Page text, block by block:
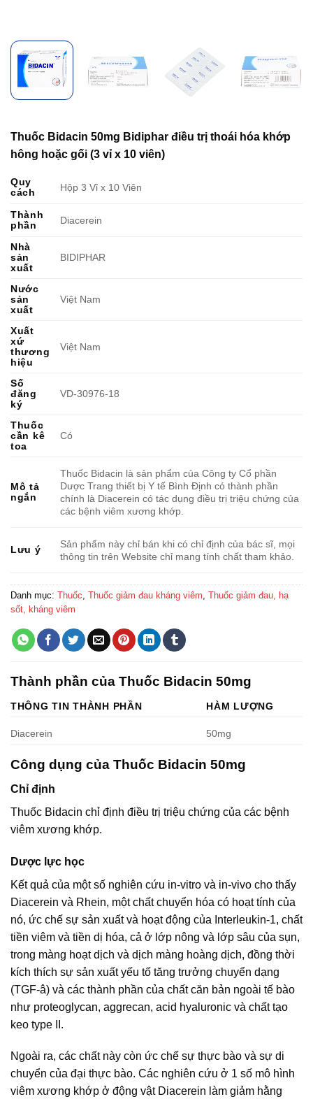
Thuốc Bidacin 50mg Bidiphar điều trị thoái hóa khớp
hông hoặc gối (3 vỉ x 10 viên)
Quy
cách
Hộp 3 Vỉ x 10 Viên
Thành
phần
Diacerein
Nhà
sản
xuất
BIDIPHAR
Nước
sản
xuất
Việt Nam
Xuất
xứ
thương
hiệu
Việt Nam
Số
đăng
ký
VD-30976-18
Thuốc
cần kê
toa
Có
Mô tả
ngắn
Thuốc Bidacin là sản phẩm của Công ty Cổ phần
Dược Trang thiết bị Y tế Bình Định có thành phần
chính là Diacerein có tác dụng điều trị triệu chứng của
các bệnh viêm xương khớp.
Lưu ý
Sản phẩm này chỉ bán khi có chỉ định của bác sĩ, mọi
thông tin trên Website chỉ mang tính chất tham khảo.
Danh mục: Thuốc Thuốc giảm đau kháng viêm Thuốc giảm đau, hạ
sốt, kháng viêm
Thành phần của Thuốc Bidacin 50mg
THÔNG TIN THÀNH PHẦN HÀM LƯỢNG
Diacerein 50mg
Công dụng của Thuốc Bidacin 50mg
Chỉ định
Thuốc Bidacin chỉ định điều trị triệu chứng của các bệnh
viêm xương khớp.
Dược lực học
Kết quả của một số nghiên cứu in-vitro và in-vivo cho thấy
Diacerein và Rhein, một chất chuyển hóa có hoạt tính của
nó, ức chế sự sản xuất và hoạt động của Interleukin-1, chất
tiền viêm và tiền dị hóa, cả ở lớp nông và lớp sâu của sụn,
trong màng hoạt dịch và dịch màng hoàng dịch, đồng thời
kích thích sự sản xuất yếu tố tăng trưởng chuyển dạng
(TGF-â) và các thành phần của chất căn bản ngoài tế bào
như proteoglycan, aggrecan, acid hyaluronic và chất tạo
keo type II.
Ngoài ra, các chất này còn ức chế sự thực bào và sự di
chuyển của đại thực bào. Các nghiên cứu ở 1 số mô hình
viêm xương khớp ở động vật Diacerein làm giảm hằng